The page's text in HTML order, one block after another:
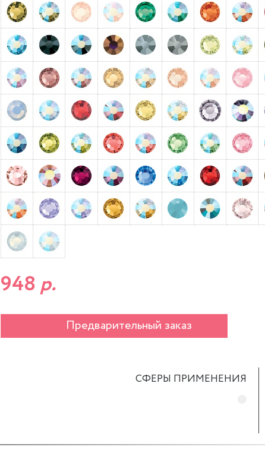
948 р.
Предварительный заказ
СФЕРЫ ПРИМЕНЕНИЯ